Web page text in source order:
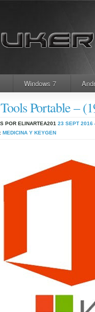
Windows 7
Portable –
POR ELINARTEA201 23 SEPT 2016
MEDICINA Y KEYGEN